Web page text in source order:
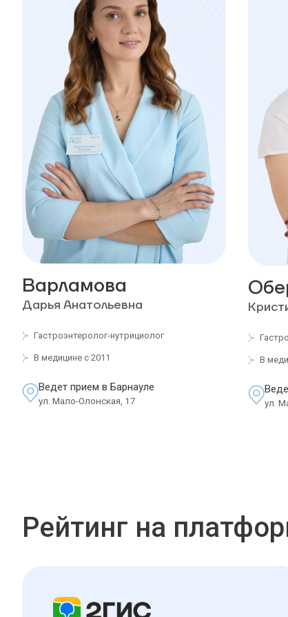
Варламова
Дарья Анатольевна
Гастроэнтеролог-нутрициолог
В медицине с 2011
Ведет прием в Барнауле
ул. Мало-Олонская, 17
В
ул.
Рейтинг на